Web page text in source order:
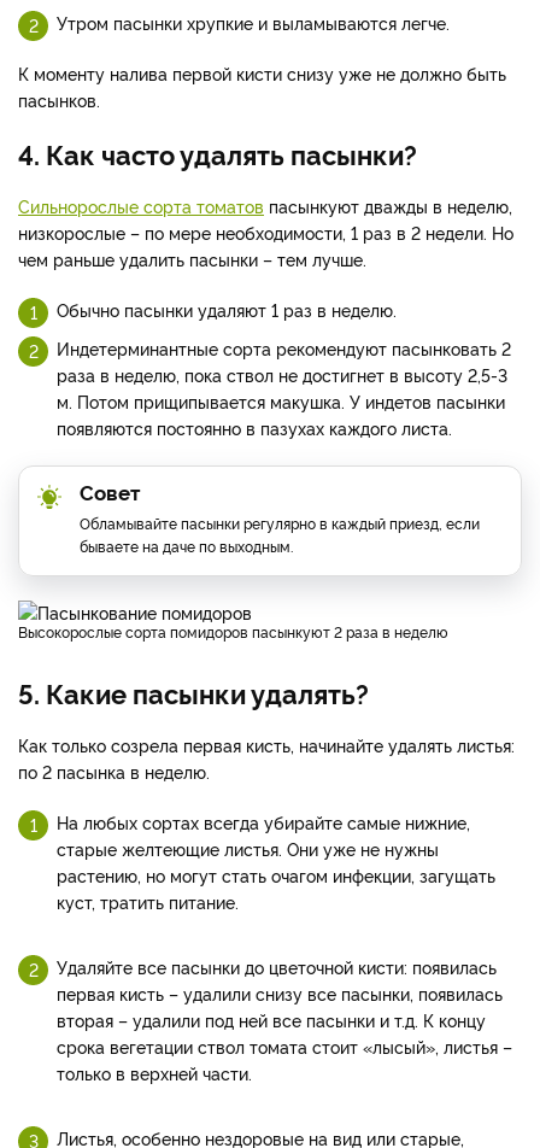
Утром пасынки хрупкие и выламываются легче.
К моменту налива первой кисти снизу уже не должно быть
пасынков.
4. Как часто удалять пасынки?
Сильнорослые сорта томатов пасынкуют дважды в неделю,
низкорослые – по мере необходимости, 1 раз в 2 недели. Но
чем раньше удалить пасынки – тем лучше.
Обычно пасынки удаляют 1 раз в неделю.
Индетерминантные сорта рекомендуют пасынковать 2
раза в неделю, пока ствол не достигнет в высоту 2,5-3
м. Потом прищипывается макушка. У индетов пасынки
появляются постоянно в пазухах каждого листа.
Совет
Обламывайте пасынки регулярно в каждый приезд, если
бываете на даче по выходным.
Высокорослые сорта помидоров пасынкуют 2 раза в неделю
5. Какие пасынки удалять?
Как только созрела первая кисть, начинайте удалять листья:
по 2 пасынка в неделю.
На любых сортах всегда убирайте самые нижние,
старые желтеющие листья. Они уже не нужны
растению, но могут стать очагом инфекции, загущать
куст, тратить питание.
Удаляйте все пасынки до цветочной кисти: появилась
первая кисть – удалили снизу все пасынки, появилась
вторая – удалили под ней все пасынки и т.д. К концу
срока вегетации ствол томата стоит «лысый», листья –
только в верхней части.
Листья, особенно нездоровые на вид или старые,